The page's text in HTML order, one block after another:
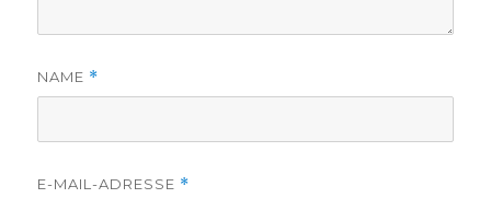
NAME *
E-MAIL-ADRESSE *